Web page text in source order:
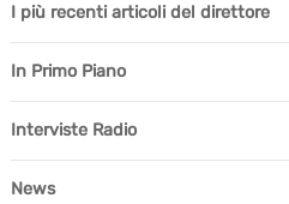
I più recenti articoli del direttore
In Primo Piano
Interviste Radio
News